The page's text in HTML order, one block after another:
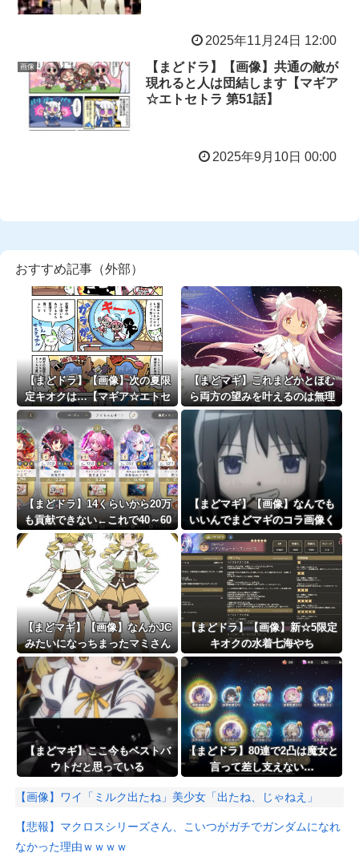
2025年11月24日 12:00
画像
【まどドラ】【画像】共通の敵が
現れると人は団結します【マギア
☆エトセトラ 第51話】
2025年9月10日 00:00
おすすめ記事（外部）
【まどドラ】【画像】次の夏限
定キオクは…【マギア☆エトセ
トラ 第92話】
【まどマギ】これまどかとほむ
ら両方の望みを叶えるのは無理
じゃない？
【まどドラ】14くらいから20万
も貢献できない←これで40～60
万くらい
【まどマギ】【画像】なんでも
いいんでまどマギのコラ画像く
ださい
【まどマギ】【画像】なんかJC
みたいになっちまったマミさん
【まどドラ】【画像】新☆5限定
キオクの水着七海やち
よ！！！！水全体ブレイカー
【まどマギ】ここ今もベストバ
ウトだと思っている
【まどドラ】80連で2凸は魔女と
言って差し支えない…
【画像】ワイ「ミルク出たね」美少女「出たね、じゃねえ」
【悲報】マクロスシリーズさん、こいつがガチでガンダムになれ
なかった理由ｗｗｗｗ